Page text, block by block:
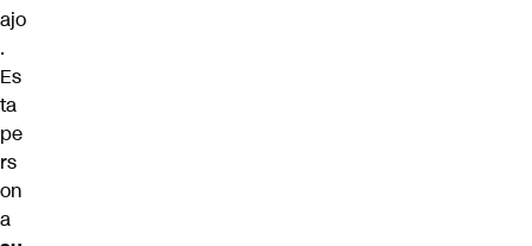
ajo
.
Es
ta
pe
rs
on
a